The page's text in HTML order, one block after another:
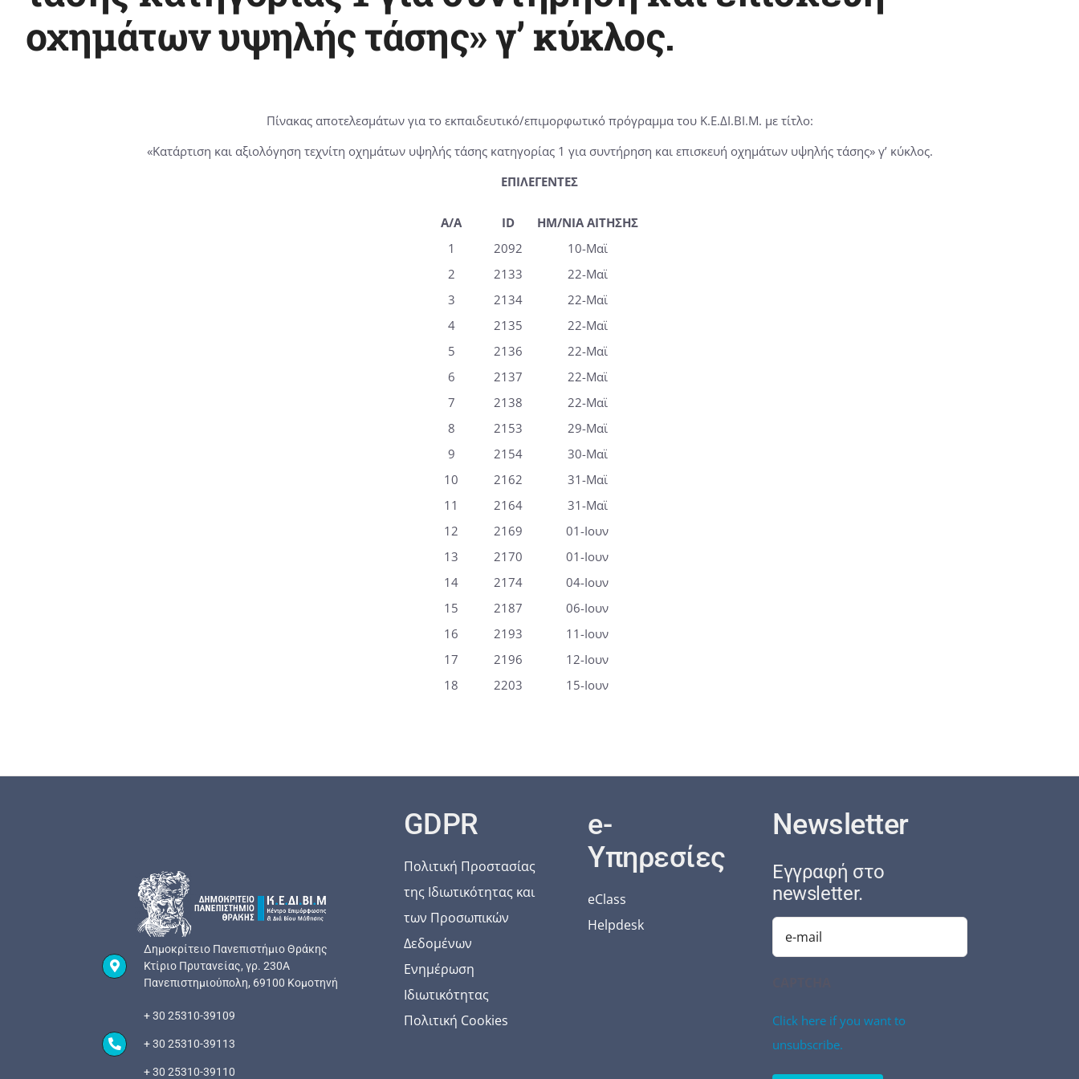
οχημάτων υψηλής τάσης» γ’ κύκλος.
Πίνακας αποτελεσμάτων για το εκπαιδευτικό/επιμορφωτικό πρόγραμμα του Κ.Ε.ΔΙ.ΒΙ.Μ. με τίτλο:
«Κατάρτιση και αξιολόγηση τεχνίτη οχημάτων υψηλής τάσης κατηγορίας 1 για συντήρηση και επισκευή οχημάτων υψηλής τάσης» γ’ κύκλος.
ΕΠΙΛΕΓΕΝΤΕΣ
A/A ID
ΗΜ/ΝΙΑ ΑΙΤΗΣΗΣ
1
2092
10-Μαϊ
2
2133
22-Μαϊ
3
2134
22-Μαϊ
4
2135
22-Μαϊ
5
2136
22-Μαϊ
6
2137
22-Μαϊ
7
2138
22-Μαϊ
8
2153
29-Μαϊ
9
2154
30-Μαϊ
10
2162
31-Μαϊ
11
2164
31-Μαϊ
12
2169
01-Ιουν
13
2170
01-Ιουν
14
2174
04-Ιουν
15
2187
06-Ιουν
16
2193
11-Ιουν
17
2196
12-Ιουν
18
2203 15-Ιουν
Δημοκρίτειο Πανεπιστήμιο Θράκης
Κτίριο Πρυτανείας, γρ. 230Α
Πανεπιστημιούπολη, 69100 Κομοτηνή
+ 30 25310-39109
+ 30 25310-39113
+ 30 25310-39110
GDPR
Πολιτική Προστασίας
της Ιδιωτικότητας και
των Προσωπικών
Δεδομένων
Ενημέρωση
Ιδιωτικότητας
Πολιτική Cookies
e-
Υπηρεσίες
eClass
Helpdesk
Newsletter
Εγγραφή στο
newsletter.
(Required)
Click here if you want to
unsubscribe.